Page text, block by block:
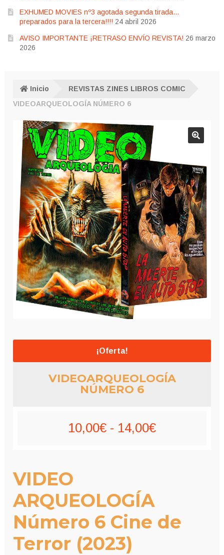
EXHUMED MOVIES nº3 agotada segunda tirada…
preparados para la tercera!!!! 24 abril 2026
AVISO IMPORTANTE ¡RETRASO ENVÍO REVISTA! 26 marzo
2026
Inicio
REVISTAS ZINES LIBROS COMIC
VIDEOARQUEOLOGÍA NÚMERO 6
¡Oferta!
VIDEOARQUEOLOGÍA
NÚMERO 6
10,00€ - 14,00€Rango
hasta
VIDEO
ARQUEOLOGÍA
Número 6 Cine de
Terror (2023)